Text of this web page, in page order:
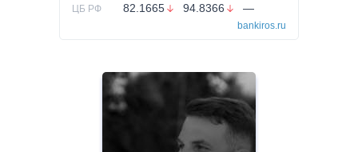
ЦБ РФ 82.1665 94.8366 —
bankiros.ru